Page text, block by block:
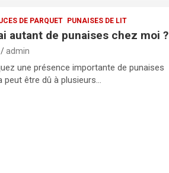
DE PARQUET PUNAISES DE LIT
autant de punaises chez moi ?
admin
une présence importante de punaises
peut être dû à plusieurs…